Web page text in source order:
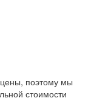
поэтому мы
стоимости